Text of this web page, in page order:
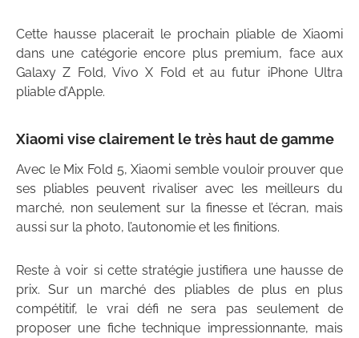
Cette hausse placerait le prochain pliable de Xiaomi
dans une catégorie encore plus premium, face aux
Galaxy Z Fold, Vivo X Fold et au futur iPhone Ultra
pliable d’Apple.
Xiaomi vise clairement le très haut de gamme
Avec le Mix Fold 5, Xiaomi semble vouloir prouver que
ses pliables peuvent rivaliser avec les meilleurs du
marché, non seulement sur la finesse et l’écran, mais
aussi sur la photo, l’autonomie et les finitions.
Reste à voir si cette stratégie justifiera une hausse de
prix. Sur un marché des pliables de plus en plus
compétitif, le vrai défi ne sera pas seulement de
proposer une fiche technique impressionnante, mais